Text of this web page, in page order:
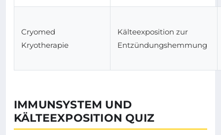
Cryomed
Kryotherapie
Kälteexposition zur
Entzündungshemmung
IMMUNSYSTEM UND
KÄLTEEXPOSITION QUIZ